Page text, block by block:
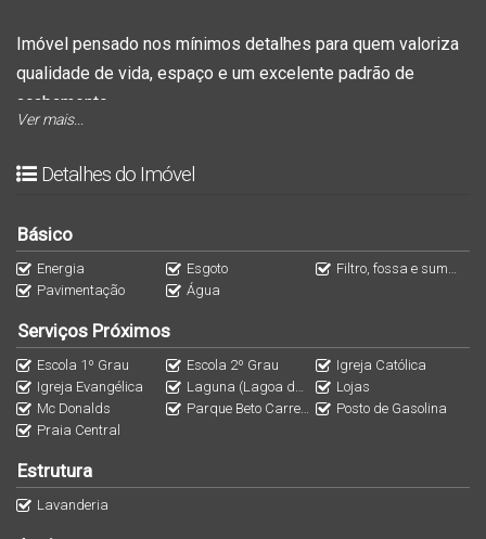
Imóvel pensado nos mínimos detalhes para quem valoriza
qualidade de vida, espaço e um excelente padrão de
acabamento.
Com 87 m² de área construída e pé-direito alto
O imóvel conta com:
lavanderia interna, trazendo praticidade ao dia a dia,
garagem coberta
acomoda 1 veículo, com mais 2 vagas
extras, ideal para receber visitas com conforto.
quem busca contato com a natureza, tranquilidade e
privacidade.
Ver mais...
Detalhes do Imóvel
Básico
Energia Esgoto
Filtro, fossa e sumidouro
Pavimentação
Água
Serviços Próximos
Escola 1º Grau Escola 2º Grau
Igreja Católica
Igreja Evangélica
Laguna (Lagoa de Barra Velha)
Lojas
Mc Donalds
Parque Beto Carrero World
Posto de Gasolina
Praia Central
Estrutura
Lavanderia